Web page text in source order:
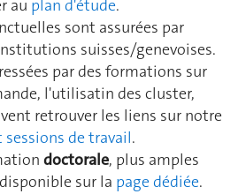
au plan d'étude.
sont assurées par
suisses/genevoises.
par des formations sur
l'utilisatin des cluster,
retrouver les liens sur notre
de travail.
doctorale, plus amples
sur la page dédiée.